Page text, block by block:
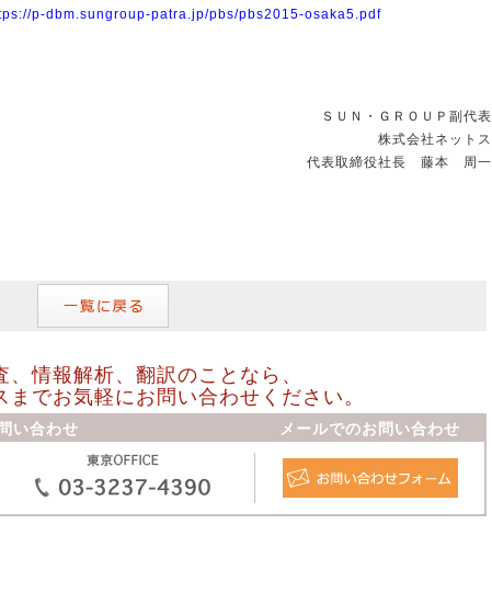
p-dbm.sungroup-patra.jp/pbs/pbs2015-osaka5.pdf
ＳＵＮ・ＧＲＯＵＰ副代表
株式会社ネットス
代表取締役社長 藤本 周一
情報解析、翻訳のことなら、
でお気軽にお問い合わせください。
い合わせ メールでのお問い合わせ